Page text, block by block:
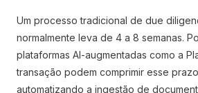
Um processo tradicional de due
normalmente leva de 4 a 8 semanas.
plataformas AI-augmentadas como a
transação podem comprimir esse
automatizando a ingestão de